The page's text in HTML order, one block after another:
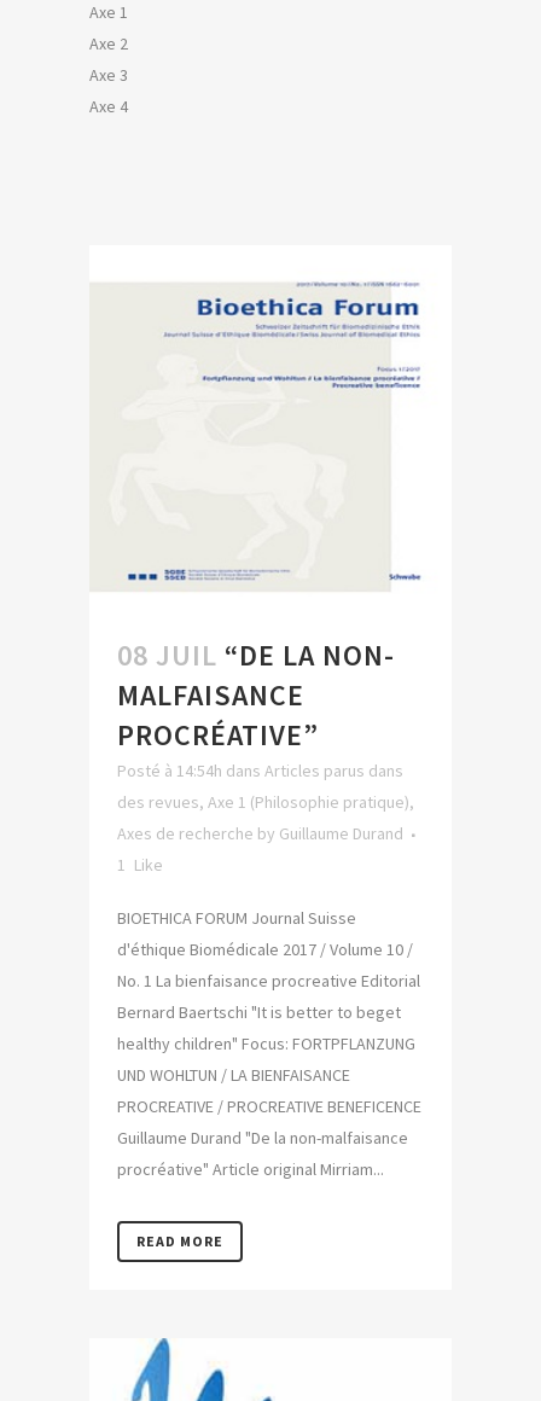
Axe 1
Axe 2
Axe 3
Axe 4
08 JUIL “DE LA NON-
MALFAISANCE
PROCRÉATIVE”
Posté à 14:54h dans Articles parus dans
des revues, Axe 1 (Philosophie pratique),
Axes de recherche by Guillaume Durand
1 Like
BIOETHICA FORUM Journal Suisse
d'éthique Biomédicale 2017 / Volume 10 /
No. 1 La bienfaisance procreative Editorial
Bernard Baertschi "It is better to beget
healthy children" Focus: FORTPFLANZUNG
UND WOHLTUN / LA BIENFAISANCE
PROCREATIVE / PROCREATIVE BENEFICENCE
Guillaume Durand "De la non-malfaisance
procréative" Article original Mirriam...
READ MORE